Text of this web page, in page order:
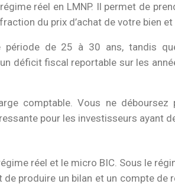
réel en LMNP. Il permet de
du prix d’achat de votre bien
de 25 à 30 ans, tandis
déficit fiscal reportable sur les
comptable. Vous ne
pour les investisseurs ayant
réel et le micro BIC. Sous le
produire un bilan et un compte